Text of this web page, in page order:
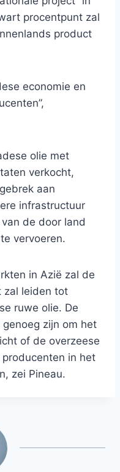
procentpunt zal
product
economie en
olie met
verkocht,
aan
infrastructuur
de door land
vervoeren.
in Azië zal de
zal leiden tot
ruwe olie. De
zijn om het
of de overzeese
in het
zei Pineau.